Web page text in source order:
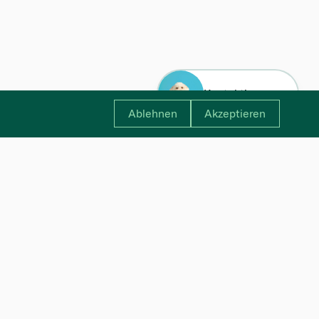
Kontaktiere uns
Ablehnen
Akzeptieren